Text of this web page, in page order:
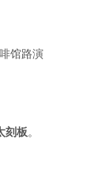
馆路演
刻板。